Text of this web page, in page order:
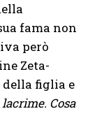
fama non
però
Zeta-
figlia e
Cosa